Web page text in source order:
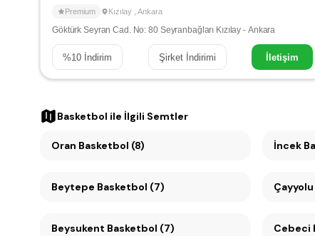
Premium Kızılay Ankara
Göktürk Seyran Cad. No: 80 Seyranbağları Kızılay - Ankara
%10 İndirim Şirket İndirimi İletişim
Basketbol ile İlgili Semtler
Oran Basketbol (8) İncek
Beytepe Basketbol (7)
Beysukent Basketbol (7)